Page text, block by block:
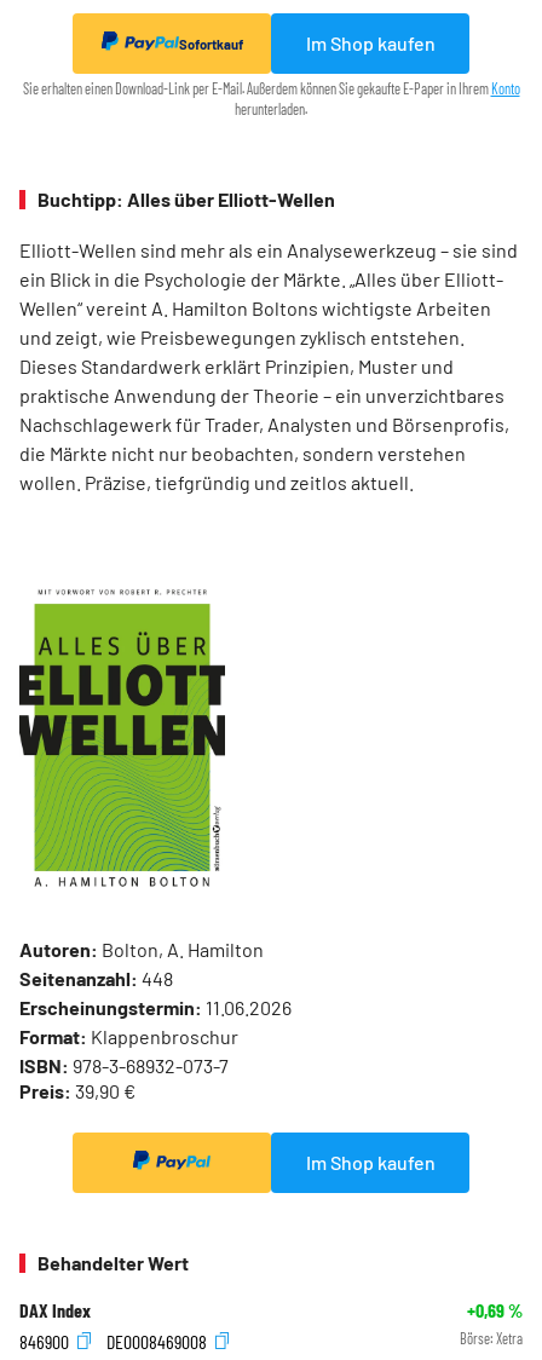
Sofortkauf Im Shop kaufen
Sie erhalten einen Download-Link per E-Mail. Außerdem können Sie gekaufte E-Paper in Ihrem Konto
herunterladen.
Buchtipp: Alles über Elliott-Wellen
Elliott-Wellen sind mehr als ein Analysewerkzeug – sie sind
ein Blick in die Psychologie der Märkte. „Alles über Elliott-
Wellen“ vereint A. Hamilton Boltons wichtigste Arbeiten
und zeigt, wie Preisbewegungen zyklisch entstehen.
Dieses Standardwerk erklärt Prinzipien, Muster und
praktische Anwendung der Theorie – ein unverzichtbares
Nachschlagewerk für Trader, Analysten und Börsenprofis,
die Märkte nicht nur beobachten, sondern verstehen
wollen. Präzise, tiefgründig und zeitlos aktuell.
Autoren: Bolton, A. Hamilton
Seitenanzahl: 448
Erscheinungstermin: 11.06.2026
Format: Klappenbroschur
ISBN: 978-3-68932-073-7
Preis: 39,90 €
Im Shop kaufen
Behandelter Wert
DAX Index +0,69%
846900
DE0008469008 Börse: Xetra